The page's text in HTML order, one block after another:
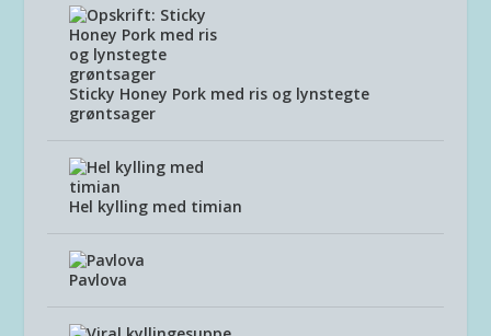
Sticky Honey Pork med ris og lynstegte
grøntsager
Hel kylling med timian
Pavlova